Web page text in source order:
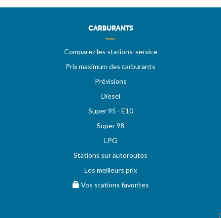
CARBURANTS
Comparez les stations-service
Prix maximum des carburants
Prévisions
Diesel
Super 95 - E10
Super 98
LPG
Stations sur autoroutes
Les meilleurs prix
Vos stations favorites